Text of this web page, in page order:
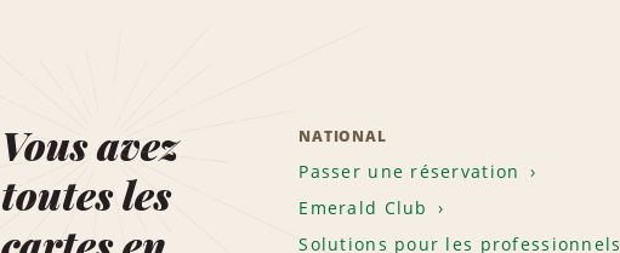
Vous avez
toutes les
NATIONAL
Passer une réservation
Emerald Club
Solutions pour les professionnels